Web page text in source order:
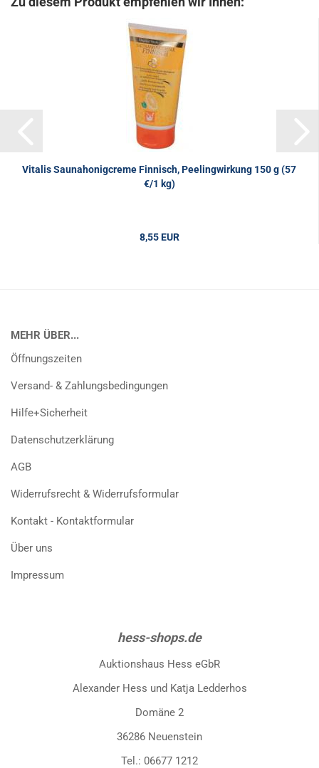
Vitalis Saunahonigcreme Finnisch, Peelingwirkung 150 g (57
€/1 kg)
8,55 EUR
MEHR ÜBER...
Öffnungszeiten
Versand- & Zahlungsbedingungen
Hilfe+Sicherheit
Datenschutzerklärung
AGB
Widerrufsrecht & Widerrufsformular
Kontakt - Kontaktformular
Über uns
Impressum
hess-shops.de
Auktionshaus Hess eGbR
Alexander Hess und Katja Ledderhos
Domäne 2
36286 Neuenstein
Tel.: 06677 1212